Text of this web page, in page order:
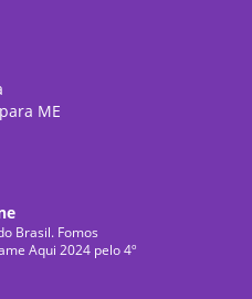
ME
Brasil. Fomos
Aqui 2024 pelo 4º